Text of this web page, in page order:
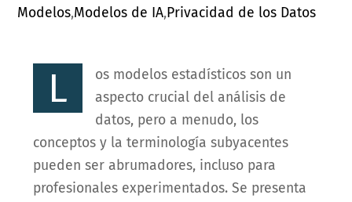
Modelos,Modelos de IA,Privacidad de los Datos
L
os modelos estadísticos son un
aspecto crucial del análisis de
datos, pero a menudo, los
conceptos y la terminología subyacentes
pueden ser abrumadores, incluso para
profesionales experimentados. Se presenta